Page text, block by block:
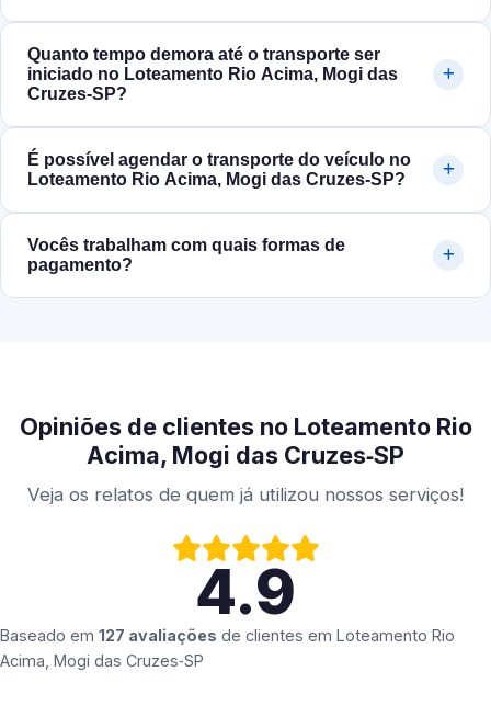
Quanto tempo demora até o transporte ser
iniciado no Loteamento Rio Acima, Mogi das
Cruzes‑SP?
É possível agendar o transporte do veículo no
Loteamento Rio Acima, Mogi das Cruzes‑SP?
Vocês trabalham com quais formas de
pagamento?
Opiniões de clientes no Loteamento Rio
Acima, Mogi das Cruzes‑SP
Veja os relatos de quem já utilizou nossos serviços!
4.9
Baseado em 127 avaliações de clientes em Loteamento Rio
Acima, Mogi das Cruzes‑SP